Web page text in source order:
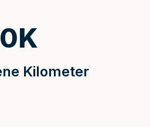
Kilometer
0K